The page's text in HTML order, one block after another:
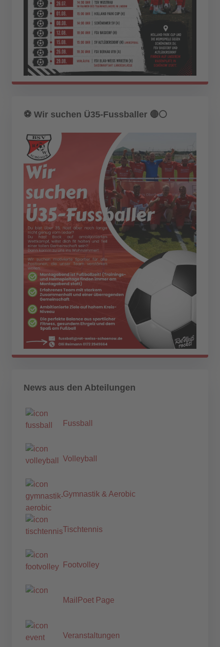
⚽️ Wir suchen Ü35-Fussballer 🔴⚪️
News aus den Abteilungen
Fussball
Volleyball
Gymnastik & Aerobic
Tischtennis
Footvolley
MailPoet Page
Veranstaltungen